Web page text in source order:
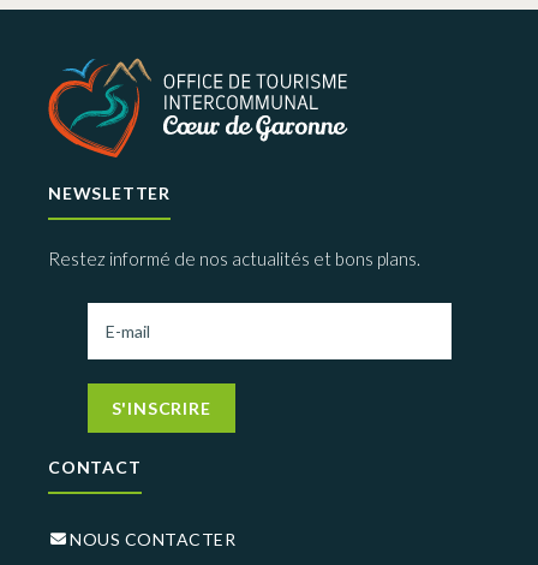
NEWSLETTER
Restez informé de nos actualités et bons plans.
S'INSCRIRE
CONTACT
NOUS CONTACTER